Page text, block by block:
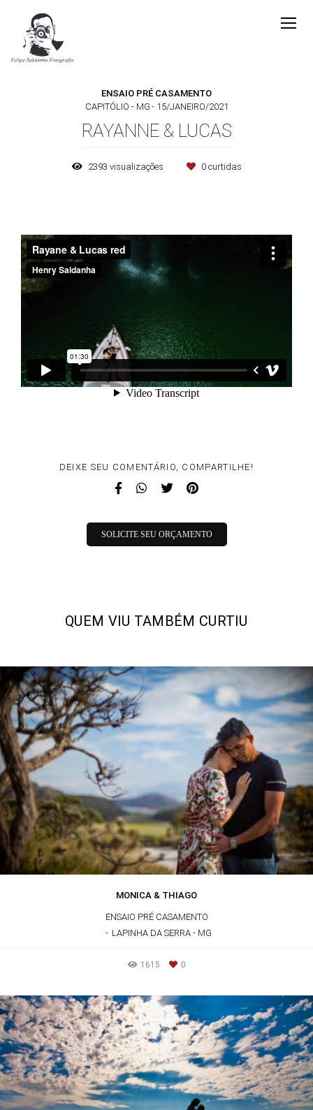
ENSAIO PRÉ CASAMENTO
CAPITÓLIO - MG
15/JANEIRO/2021
RAYANNE & LUCAS
2393 visualizações 0curtidas
DEIXE SEU COMENTÁRIO, COMPARTILHE!
SOLICITE SEU ORÇAMENTO
QUEM VIU TAMBÉM CURTIU
MONICA & THIAGO
ENSAIO PRÉ CASAMENTO
LAPINHA DA SERRA - MG
1615 0